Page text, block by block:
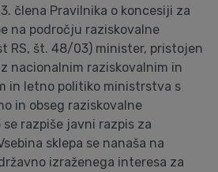
člena Pravilnika o koncesiji za
na področju raziskovalne
RS, št. 48/03) minister, pristojen
nacionalnim raziskovalnim in
in letno politiko ministrstva s
in obseg raziskovalne
razpiše javni razpis za
sklepa se nanaša na
izraženega interesa za